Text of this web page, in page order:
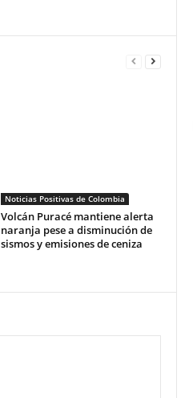
Noticias Positivas de Colombia
Volcán Puracé mantiene alerta
naranja pese a disminución de
sismos y emisiones de ceniza